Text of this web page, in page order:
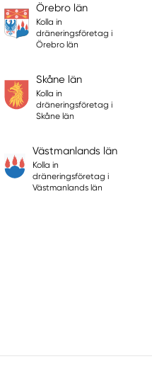
Örebro län
Kolla in
dräneringsföretag i
Örebro län
Skåne län
Kolla in
dräneringsföretag i
Skåne län
Västmanlands län
Kolla in
dräneringsföretag i
Västmanlands län